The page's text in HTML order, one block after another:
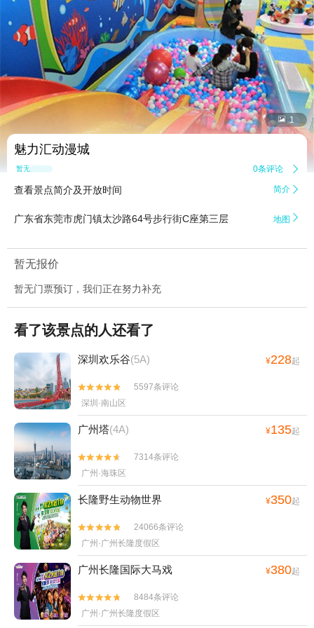
 1
魅力汇动漫城
暂无点评 0条评论 
查看景点简介及开放时间 简介 
广东省东莞市虎门镇太沙路64号步行街C座第三层 地图 
暂无报价
暂无门票预订，我们正在努力补充
看了该景点的人还看了
深圳欢乐谷(5A) ¥228起


5597条评论
深圳·南山区
广州塔(4A) ¥135起


7314条评论
广州·海珠区
长隆野生动物世界 ¥350起


24066条评论
广州·广州长隆度假区
广州长隆国际大马戏 ¥380起


8484条评论
广州·广州长隆度假区